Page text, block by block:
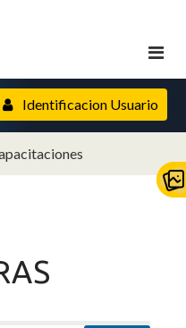
Identificacion Usuario